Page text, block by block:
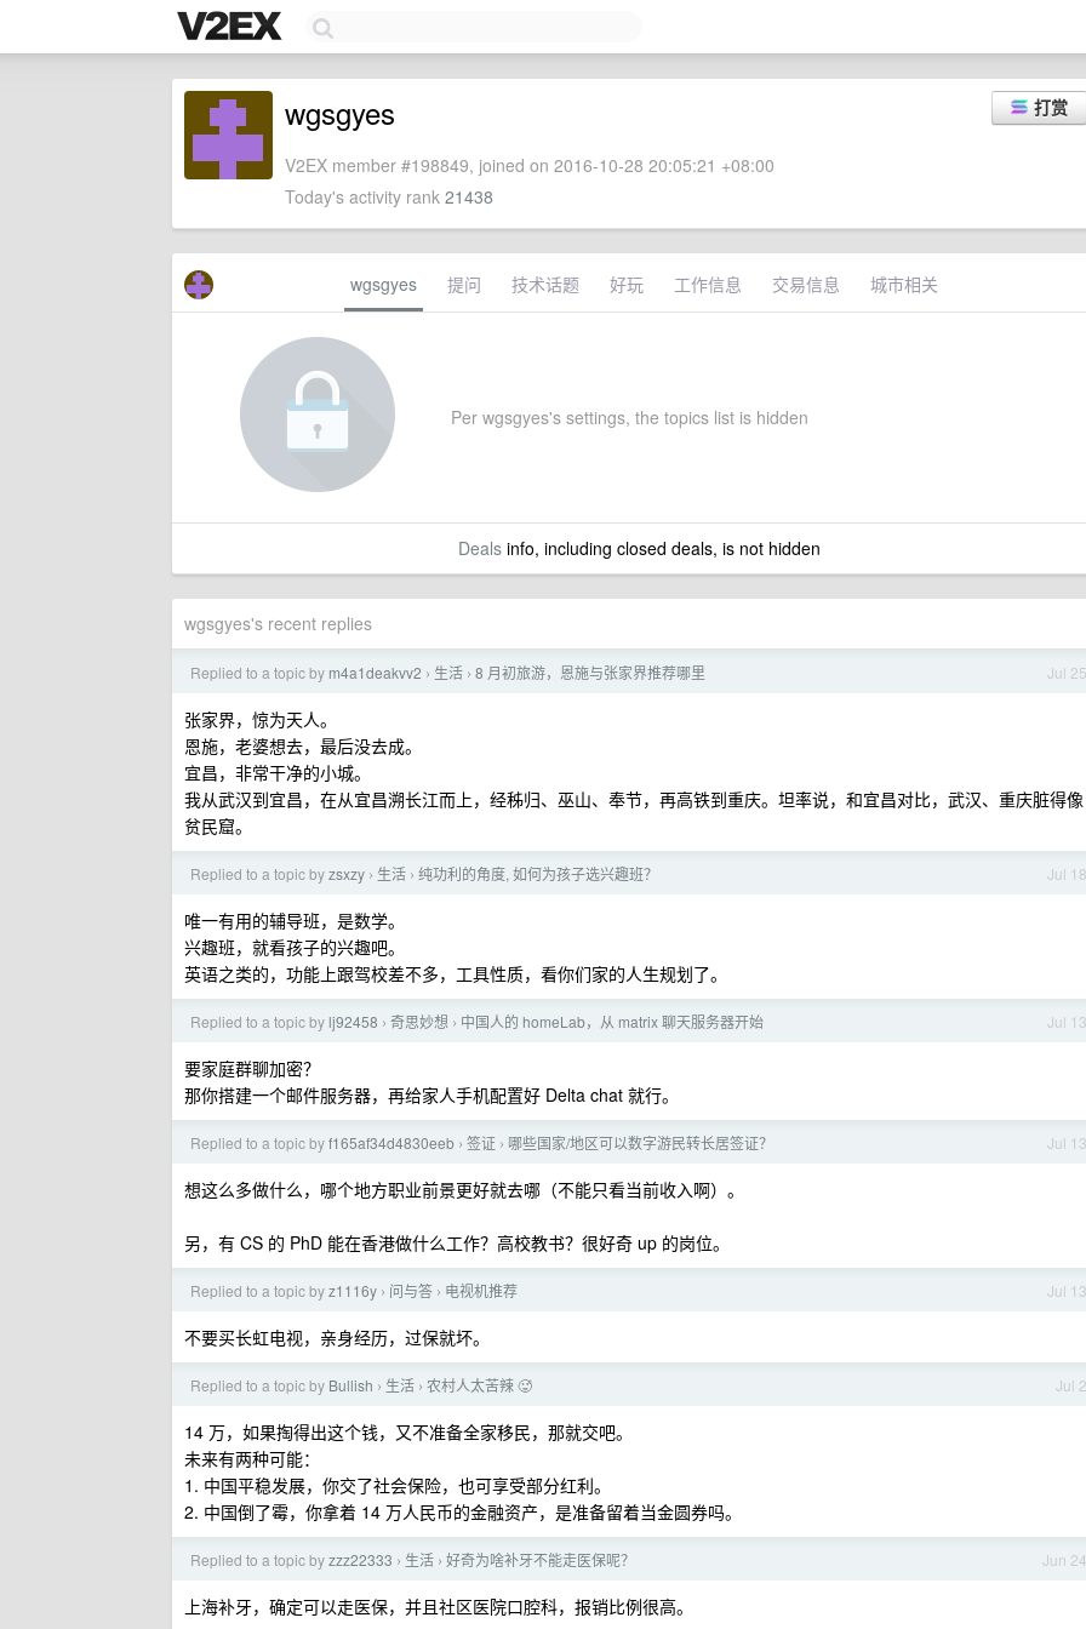
打赏
wgsgyes
V2EX member #198849, joined on 2016-10-28 20:05:21 +08:00
Today's activity rank 21438
wgsgyes 提问 技术话题 好玩 工作信息 交易信息 城市相关
Per wgsgyes's settings, the topics list is hidden
Dealsinfo, including closed deals, is not hidden
wgsgyes's recent replies
Jul 25
Replied to a topic by m4a1deakvv2 › 生活 › 8 月初旅游，恩施与张家界推荐哪里
张家界，惊为天人。
恩施，老婆想去，最后没去成。
宜昌，非常干净的小城。
我从武汉到宜昌，在从宜昌溯长江而上，经秭归、巫山、奉节，再高铁到重庆。坦率说，和宜昌对比，武汉、重庆脏得像
贫民窟。
Jul 18
Replied to a topic byzsxzy › 生活 › 纯功利的角度, 如何为孩子选兴趣班？
唯一有用的辅导班，是数学。
兴趣班，就看孩子的兴趣吧。
英语之类的，功能上跟驾校差不多，工具性质，看你们家的人生规划了。
Jul 13
Replied to a topic by lj92458 › 奇思妙想 › 中国人的 homeLab，从 matrix 聊天服务器开始
要家庭群聊加密？
那你搭建一个邮件服务器，再给家人手机配置好 Delta chat 就行。
Jul 13
Replied to a topic byf165af34d4830eeb › 签证 › 哪些国家/地区可以数字游民转长居签证？
想这么多做什么，哪个地方职业前景更好就去哪（不能只看当前收入啊）。
另，有 CS 的 PhD 能在香港做什么工作？高校教书？很好奇 up 的岗位。
Jul 13
Replied to a topic byz1116y › 问与答 › 电视机推荐
不要买长虹电视，亲身经历，过保就坏。
Jul 2
Replied to a topic by Bullish › 生活 › 农村人太苦辣 🥵
14 万，如果掏得出这个钱，又不准备全家移民，那就交吧。
未来有两种可能：
1. 中国平稳发展，你交了社会保险，也可享受部分红利。
2. 中国倒了霉，你拿着 14 万人民币的金融资产，是准备留着当金圆券吗。
Jun 24
Replied to a topic byzzz22333 › 生活 › 好奇为啥补牙不能走医保呢？
上海补牙，确定可以走医保，并且社区医院口腔科，报销比例很高。